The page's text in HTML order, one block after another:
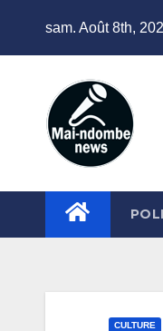
sam. Août 8th,
CULTURE